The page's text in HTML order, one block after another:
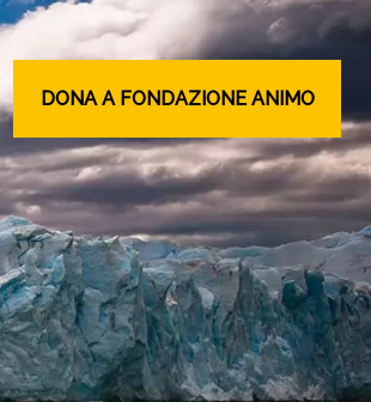
DONA A FONDAZIONE ANIMO